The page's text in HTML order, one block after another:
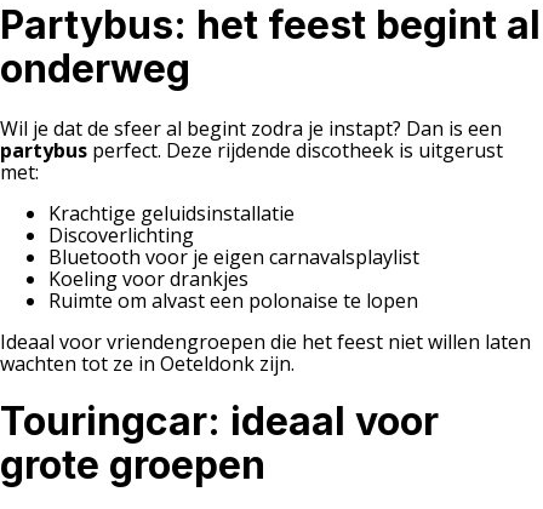
Partybus: het feest begint al
onderweg
Wil je dat de sfeer al begint zodra je instapt? Dan is een
partybus perfect. Deze rijdende discotheek is uitgerust
met:
Krachtige geluidsinstallatie
Discoverlichting
Bluetooth voor je eigen carnavalsplaylist
Koeling voor drankjes
Ruimte om alvast een polonaise te lopen
Ideaal voor vriendengroepen die het feest niet willen laten
wachten tot ze in Oeteldonk zijn.
Touringcar: ideaal voor
grote groepen